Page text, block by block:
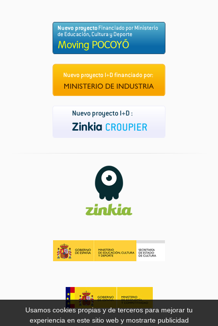
Usamos cookies propias y de terceros para mejorar tu
experiencia en este sitio web y mostrarte publicidad